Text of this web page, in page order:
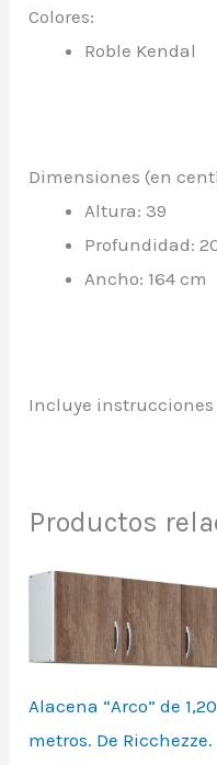
Colores:
Roble Kendal
Dimensiones (en
Altura: 39
Profundidad:
Ancho: 164 cm
Incluye instrucciones
Productos
Alacena “Arco” de 1,20
metros. De Ricchezze.